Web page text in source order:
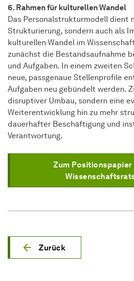
6. Rahmen für kulturellen Wandel
Das Personalstrukturmodell dient
Strukturierung, sondern auch als
kulturellen Wandel im
zunächst die Bestandsaufnahme
und Aufgaben. In einem zweiten
neue, passgenaue Stellenprofile
Aufgaben neu gebündelt werden.
disruptiver Umbau, sondern eine
Weiterentwicklung hin zu mehr
dauerhafter Beschäftigung und
Verantwortung.
Zum Positionspapier
Zurück